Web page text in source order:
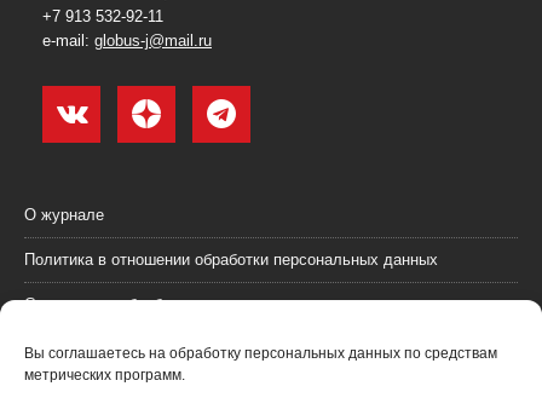
Вы соглашаетесь на обработку персональных данных по средствам
метрических программ.
+7 913 532-92-11
e-mail: globus-j@mail.ru
О журнале
Политика в отношении обработки персональных данных
Согласие на обработку персональных данных
Пользовательское соглашение (оферта)